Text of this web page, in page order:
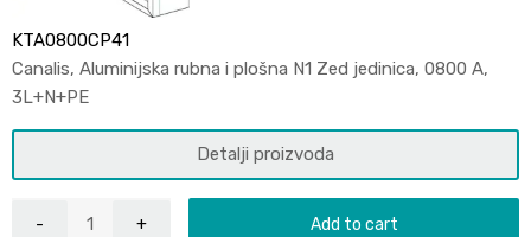
KTA0800CP41
Canalis, Aluminijska rubna i plošna N1 Zed jedinica, 0800 A,
3L+N+PE
Detalji proizvoda
Add to cart